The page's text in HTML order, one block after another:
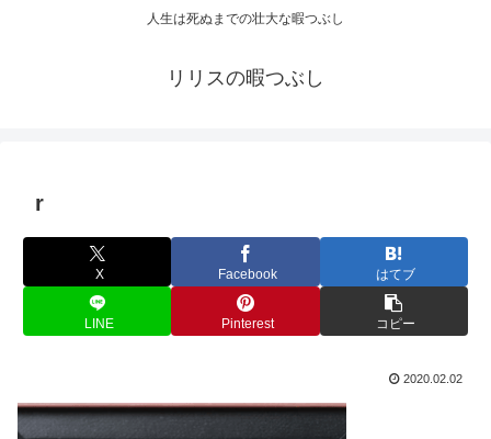
人生は死ぬまでの壮大な暇つぶし
リリスの暇つぶし
r
X Facebook はてブ
LINE Pinterest コピー
2020.02.02